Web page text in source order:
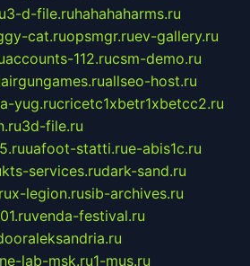
3-d-file.ruhahahaharms.ru
cat.ruopsmgr.ruev-gallery.ru
accounts-112.rucsm-demo.ru
airgungames.ruallseo-host.ru
yug.rucricetc1xbetr1xbetcc2.ru
3d-file.ru
uafoot-statti.rue-abis1c.ru
kts-services.rudark-sand.ru
x-legion.rusib-archives.ru
venda-festival.ru
lab-msk.ru1-mus.ru